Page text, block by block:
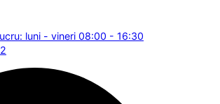
luni - vineri 08:00 - 16:30